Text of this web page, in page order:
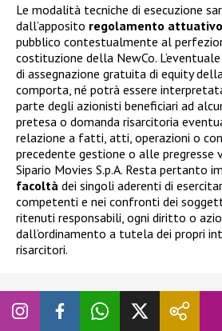
Le modalità tecniche di esecuzione
dall’apposito regolamento attuativo
pubblico contestualmente al
costituzione della NewCo.
di assegnazione gratuita di equity
comporta, né potrà essere
parte degli azionisti beneficiari ad
pretesa o domanda risarcitoria
relazione a fatti, atti, operazioni o
precedente gestione o alle pregresse
Sipario Movies S.p.A. Resta pertanto
facoltà dei singoli aderenti di
competenti e nei confronti dei
ritenuti responsabili, ogni diritto o
dall’ordinamento a tutela dei propri
risarcitori.